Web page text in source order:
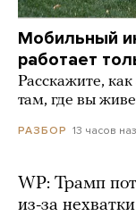
Мобильный
работает
Расскажите,
там, где вы
РАЗБОР 13 часов
WP: Трамп
из-за